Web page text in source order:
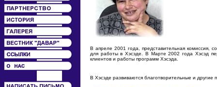
В апреле 2001 года, представительная комиссия,
для работы в Хэсэде. В Марте 2002 года Хэсэд
клиентов и работы программ Хэсэда.
В Хэсэде развиваются благотворительные и другие